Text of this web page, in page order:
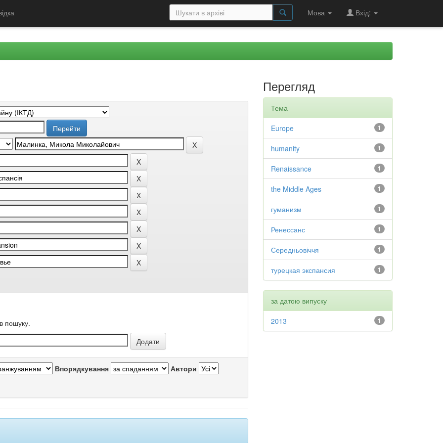
Мова Вхід:
пошуку.
Впорядкування Автори
Перегляд
Тема
1
Europe
1
humanity
1
Renaissance
1
the Middle Ages
1
гуманизм
1
Ренессанс
1
Середньовіччя
1
турецкая экспансия
за датою випуску
1
2013